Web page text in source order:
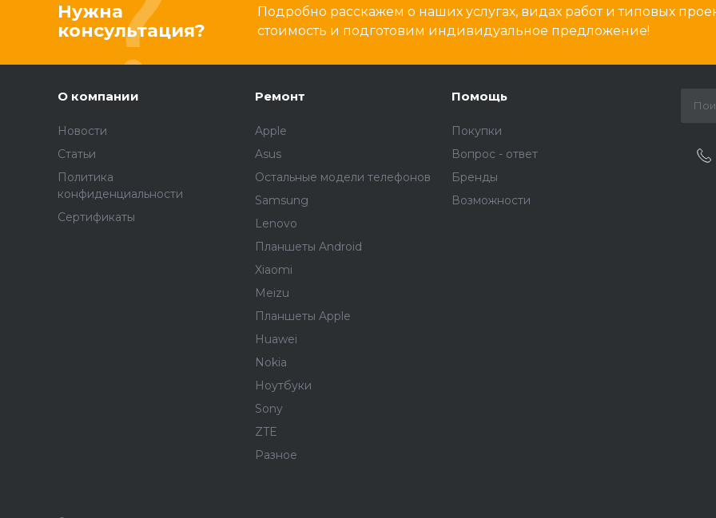
Нужна
консультация?
Подробно расскажем о наших услугах, видах работ и типовых
стоимость и подготовим индивидуальное предложение!
О компании
Новости
Статьи
Политика
конфиденциальности
Сертификаты
Ремонт
Apple
Asus
Остальные модели телефонов
Samsung
Lenovo
Планшеты Android
Xiaomi
Meizu
Планшеты Apple
Huawei
Nokia
Ноутбуки
Sony
ZTE
Разное
Помощь
Покупки
Вопрос - ответ
Бренды
Возможности